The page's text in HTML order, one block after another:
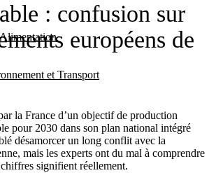
et Transport
: confusion sur
européens de
la France d’un objectif de production
pour 2030 dans son plan national intégré
désamorcer un long conflit avec la
mais les experts ont du mal à comprendre
signifient réellement.